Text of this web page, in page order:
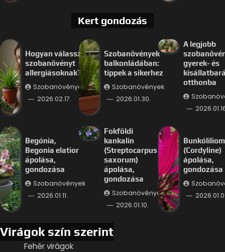
Kert gondozás
Hogyan válassz
szobanövényt
allergiásoknak?
Szobanövények
2026.02.17.
Szobanövények
balkonládában:
tippek a sikerhez
Szobanövények
2026.01.30.
A legjobb
gyerek- és
otthonba
Begónia,
Begonia elatior
ápolása,
gondozása
Szobanövények
2026.01.11.
Fokföldi
kankalin
(Streptocarpus
saxorum)
ápolása,
gondozása
Szobanövények
2026.01.10.
Bunkóliliom
(Cordyline)
ápolása,
gondozása
Virágok szín szerint
Fehér virágok